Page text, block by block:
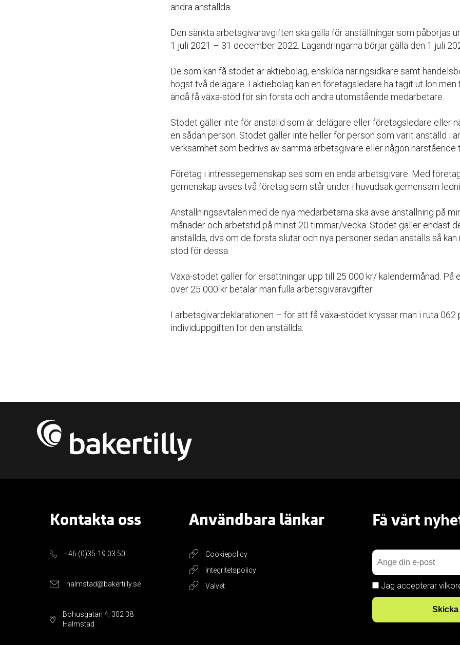
andra anställda.
Den sänkta arbetsgivaravgiften ska gälla för anställningar som påbörjas
1 juli 2021 – 31 december 2022. Lagändringarna börjar gälla den 1 juli
De som kan få stödet är aktiebolag, enskilda näringsidkare samt
högst två delägare. I aktiebolag kan en företagsledare ha tagit ut lön
ändå få växa-stöd för sin första och andra utomstående medarbetare.
Stödet gäller inte för anställd som är delägare eller företagsledare eller
en sådan person. Stödet gäller inte heller för person som varit anställd i
verksamhet som bedrivs av samma arbetsgivare eller någon närstående
Företag i intressegemenskap ses som en enda arbetsgivare. Med
gemenskap avses två företag som står under i huvudsak gemensam
Anställningsavtalen med de nya medarbetarna ska avse anställning på
månader och arbetstid på minst 20 timmar/vecka. Stödet gäller endast
anställda, dvs om de första slutar och nya personer sedan anställs så kan
stöd för dessa.
Växa-stödet gäller för ersättningar upp till 25 000 kr/ kalendermånad. På
över 25 000 kr betalar man fulla arbetsgivaravgifter.
I arbetsgivardeklarationen – för att få växa-stödet kryssar man i ruta 062
individuppgiften för den anställda.
Kontakta oss
+46 (0)35-19 03 50
halmstad@bakertilly.se
Bohusgatan 4, 302 38
Halmstad
Användbara länkar
Cookiepolicy
Integritetspolicy
Valvet
Få vårt
Jag accepterar
Skicka